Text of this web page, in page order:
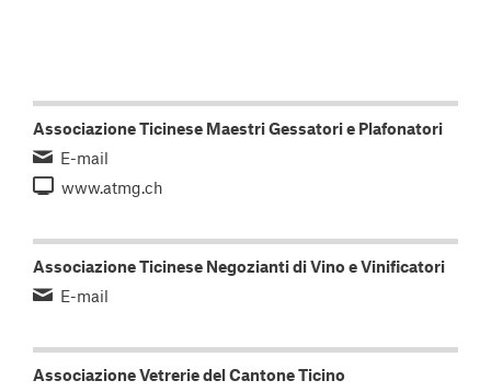
Associazione Ticinese Maestri Gessatori e Plafonatori
E-mail
www.atmg.ch
Associazione Ticinese Negozianti di Vino e Vinificatori
E-mail
Associazione Vetrerie del Cantone Ticino